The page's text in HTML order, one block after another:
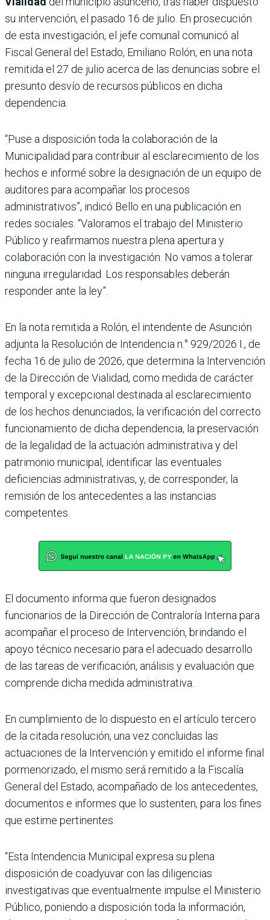
su intervención, el pasado 16 de julio. En prosecución
de esta investigación, el jefe comunal comunicó al
Fiscal General del Estado, Emiliano Rolón, en una nota
remitida el 27 de julio acerca de las denuncias sobre el
presunto desvío de recursos públicos en dicha
dependencia.
“Puse a disposición toda la colaboración de la
Municipalidad para contribuir al esclarecimiento de los
hechos e informé sobre la designación de un equipo de
auditores para acompañar los procesos
administrativos”, indicó Bello en una publicación en
redes sociales. “Valoramos el trabajo del Ministerio
Público y reafirmamos nuestra plena apertura y
colaboración con la investigación. No vamos a tolerar
ninguna irregularidad. Los responsables deberán
responder ante la ley”.
En la nota remitida a Rolón, el intendente de Asunción
adjunta la Resolución de Intendencia n.° 929/2026 I., de
fecha 16 de julio de 2026, que determina la Intervención
de la Dirección de Vialidad, como medida de carácter
temporal y excepcional destinada al esclarecimiento
de los hechos denunciados, la verificación del correcto
funcionamiento de dicha dependencia, la preservación
de la legalidad de la actuación administrativa y del
patrimonio municipal, identificar las eventuales
deficiencias administrativas, y, de corresponder, la
remisión de los antecedentes a las instancias
competentes.
El documento informa que fueron designados
funcionarios de la Dirección de Contraloría Interna para
acompañar el proceso de Intervención, brindando el
apoyo técnico necesario para el adecuado desarrollo
de las tareas de verificación, análisis y evaluación que
comprende dicha medida administrativa.
En cumplimiento de lo dispuesto en el artículo tercero
de la citada resolución, una vez concluidas las
actuaciones de la Intervención y emitido el informe final
pormenorizado, el mismo será remitido a la Fiscalía
General del Estado, acompañado de los antecedentes,
documentos e informes que lo sustenten, para los fines
que estime pertinentes.
“Esta Intendencia Municipal expresa su plena
disposición de coadyuvar con las diligencias
investigativas que eventualmente impulse el Ministerio
Público, poniendo a disposición toda la información,